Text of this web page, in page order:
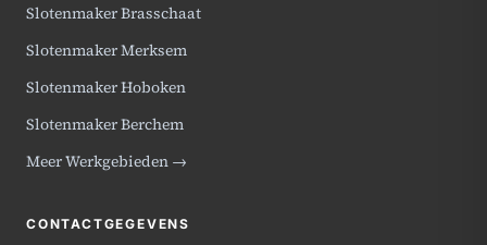
Slotenmaker Brasschaat
Slotenmaker Merksem
Slotenmaker Hoboken
Slotenmaker Berchem
Meer Werkgebieden →
CONTACTGEGEVENS